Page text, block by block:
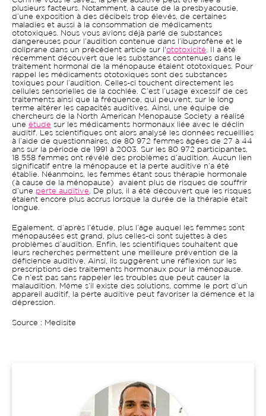
plusieurs facteurs. Notamment, à cause de la presbyacousie,
d’une exposition à des décibels trop élevés, de certaines
maladies et aussi à la consommation de médicaments
ototoxiques. Nous vous avions déjà parlé de substances
dangereuses pour l’audition contenue dans l’ibuprofène et le
doliprane dans un précédent article sur l'ototoxicité . Il a été
récemment découvert que les substances contenues dans le
traitement hormonal de la ménopause étaient ototoxiques. Pour
rappel les médicaments ototoxiques sont des substances
toxiques pour l’audition. Celles-ci touchent directement les
cellules sensorielles de la cochlée. C’est l’usage excessif de ces
traitements ainsi que la fréquence, qui peuvent, sur le long
terme altérer les capacités auditives. Ainsi, une équipe de
chercheurs de la North American Menopause Society a réalisé
une étude sur les médicaments hormonaux liée avec le déclin
auditif. Les scientifiques ont alors analysé les données recueillies
à l’aide de questionnaires, de 80 972 femmes âgées de 27 à 44
ans sur la période de 1991 à 2003. Sur les 80 972 participantes,
18 558 femmes ont révélé des problèmes d’audition. Aucun lien
significatif entre la ménopause et la perte auditive n’a été
établie. Néanmoins, les femmes étant sous thérapie hormonale
(à cause de la ménopause) avaient plus de risques de souffrir
d’une perte auditive . De plus, il a été découvert que les risques
étaient encore plus accrus lorsque la durée de la thérapie était
longue.
Egalement, d’après l’étude, plus l’âge auquel les femmes sont
ménopausées est grand, plus celles-ci sont sujettes à des
problèmes d’audition. Enfin, les scientifiques souhaitent que
leurs recherches permettent une meilleure prévention de la
déficience auditive. Ainsi, ils suggèrent une réflexion sur les
prescriptions des traitements hormonaux pour la ménopause.
Ce n’est pas sans rappeler les troubles que peut causer la
malaudition. Même s’il existe des solutions, comme le port d’un
appareil auditif, la perte auditive peut favoriser la démence et la
dépression.
Source : Medisite